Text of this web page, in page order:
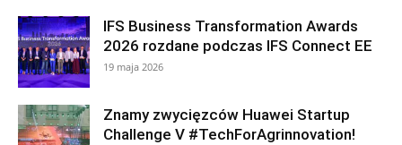
IFS Business Transformation Awards
2026 rozdane podczas IFS Connect EE
19 maja 2026
Znamy zwycięzców Huawei Startup
Challenge V #TechForAgrinnovation!